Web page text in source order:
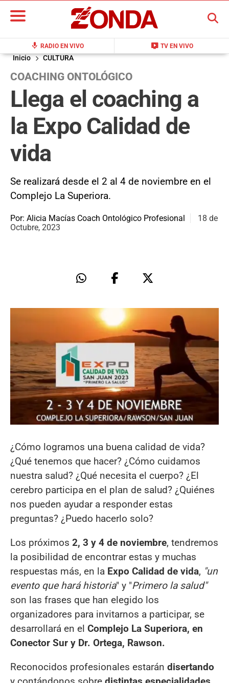
mic RADIO EN VIVO live_tv TV EN VIVO
BUSCAR
Inicio CULTURA
COACHING ONTOLÓGICO
Llega el coaching a
la Expo Calidad de
vida
Se realizará desde el 2 al 4 de noviembre en el
Complejo La Superiora.
Por: Alicia Macías Coach Ontológico Profesional
18 de
Octubre, 2023
¿Cómo logramos una buena calidad de vida?
¿Qué tenemos que hacer? ¿Cómo cuidamos
nuestra salud? ¿Qué necesita el cuerpo? ¿El
cerebro participa en el plan de salud? ¿Quiénes
nos pueden ayudar a responder estas
preguntas? ¿Puedo hacerlo solo?
Los próximos 2, 3 y 4 de noviembre, tendremos
la posibilidad de encontrar estas y muchas
respuestas más, en la Expo Calidad de vida, "un
evento que hará historia" y "Primero la salud"
son las frases que han elegido los
organizadores para invitarnos a participar, se
desarrollará en el Complejo La Superiora, en
Conector Sur y Dr. Ortega, Rawson.
Reconocidos profesionales estarán disertando